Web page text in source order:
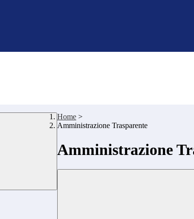
Home >
Amministrazione Trasparente
Amministrazione